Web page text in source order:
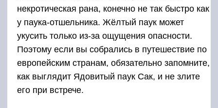
некротическая рана, конечно не так быстро как
у паука-отшельника. Жёлтый паук может
укусить только из-за ощущения опасности.
Поэтому если вы собрались в путешествие по
европейским странам, обязательно запомните,
как выглядит Ядовитый паук Сак, и не злите
его при встрече.